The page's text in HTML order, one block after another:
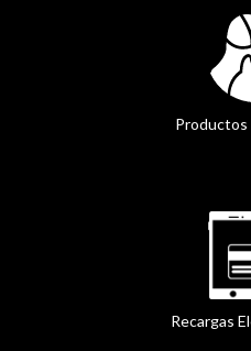
Productos
Recargas